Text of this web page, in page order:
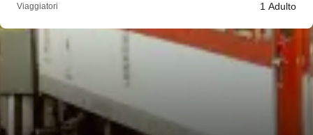
Viaggiatori 1 Adulto